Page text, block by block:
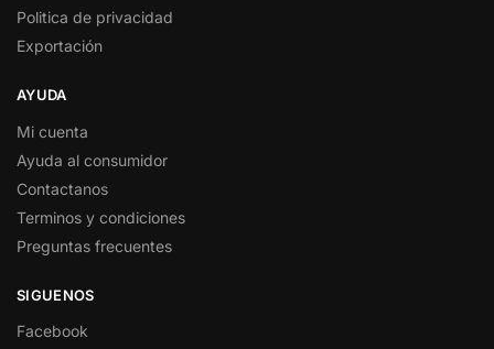
Politica de privacidad
Exportación
AYUDA
Mi cuenta
Ayuda al consumidor
Contactanos
Terminos y condiciones
Preguntas frecuentes
SIGUENOS
Facebook